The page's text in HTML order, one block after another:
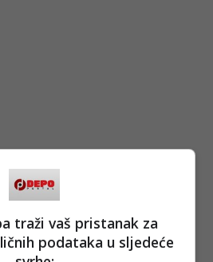
traži vaš pristanak za
podataka u sljedeće